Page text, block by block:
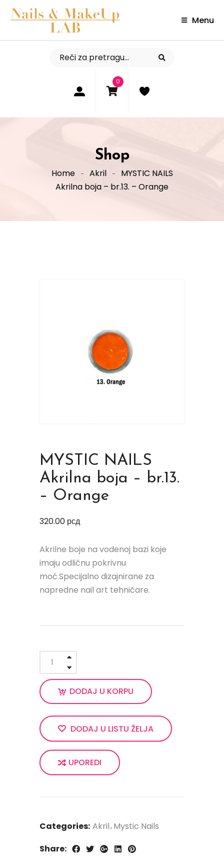
Menu
0
Shop
Home Akril
MYSTIC NAILS
Akrilna boja – br.13. – Orange
MYSTIC NAILS
Akrilna boja – br.13.
– Orange
320.00 рсд
Akrilne boje na vodenoj bazi koje
imaju odličnu pokrivnu
moć.Specijalno dizajnirane za
napredne nail art tehničare.
DODAJ U KORPU
DODAJ U LISTU ŽELJA
UPOREDI
Categories: Akril Mystic Nails
Share: